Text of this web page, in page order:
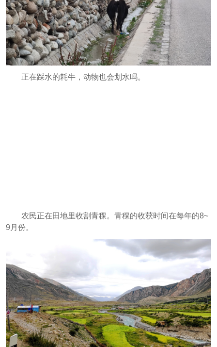
正在踩水的耗牛，动物也会划水吗。
农民正在田地里收割青稞。青稞的收获时间在每年的8~
9月份。